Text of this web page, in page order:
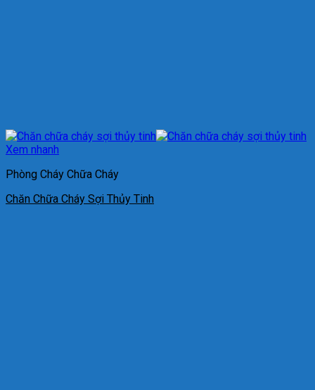
Xem nhanh
Phòng Cháy Chữa Cháy
Chăn Chữa Cháy Sợi Thủy Tinh